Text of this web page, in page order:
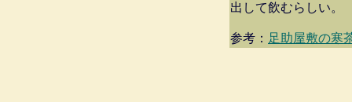
出して飲むらしい。
参考： 足助屋敷の寒